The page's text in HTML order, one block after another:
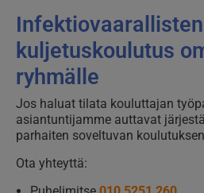
kuljetuskoulutus
ryhmälle
Jos haluat tilata kouluttajan
asiantuntijamme auttavat
parhaiten soveltuvan
Ota yhteyttä: